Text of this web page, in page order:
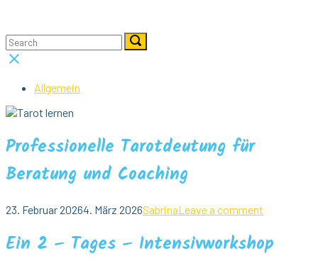
content
Menu
Search
for:
Search
for:
Search
Close
Allgemein
Professionelle Tarotdeutung für
Beratung und Coaching
23. Februar 20264. März 2026SabrinaLeave a comment
Ein 2 – Tages – Intensivworkshop